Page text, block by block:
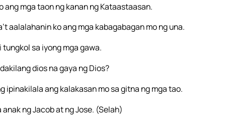
mga taon ng kanan ng Kataastaasan.
aalalahanin ko ang mga kabagabagan mo ng una.
sa iyong mga gawa.
dios na gaya ng Dios?
ipinakilala ang kalakasan mo sa gitna ng mga tao.
ng Jacob at ng Jose. (Selah)